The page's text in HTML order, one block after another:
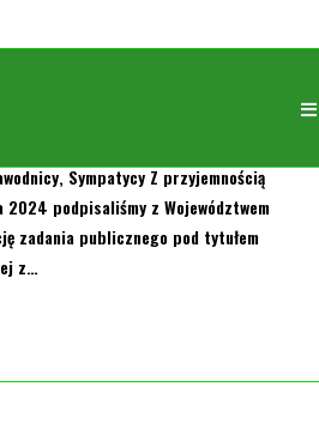
2023/2024
Sympatycy Z przyjemnością
podpisaliśmy z Województwem
zadania publicznego pod tytułem
z…